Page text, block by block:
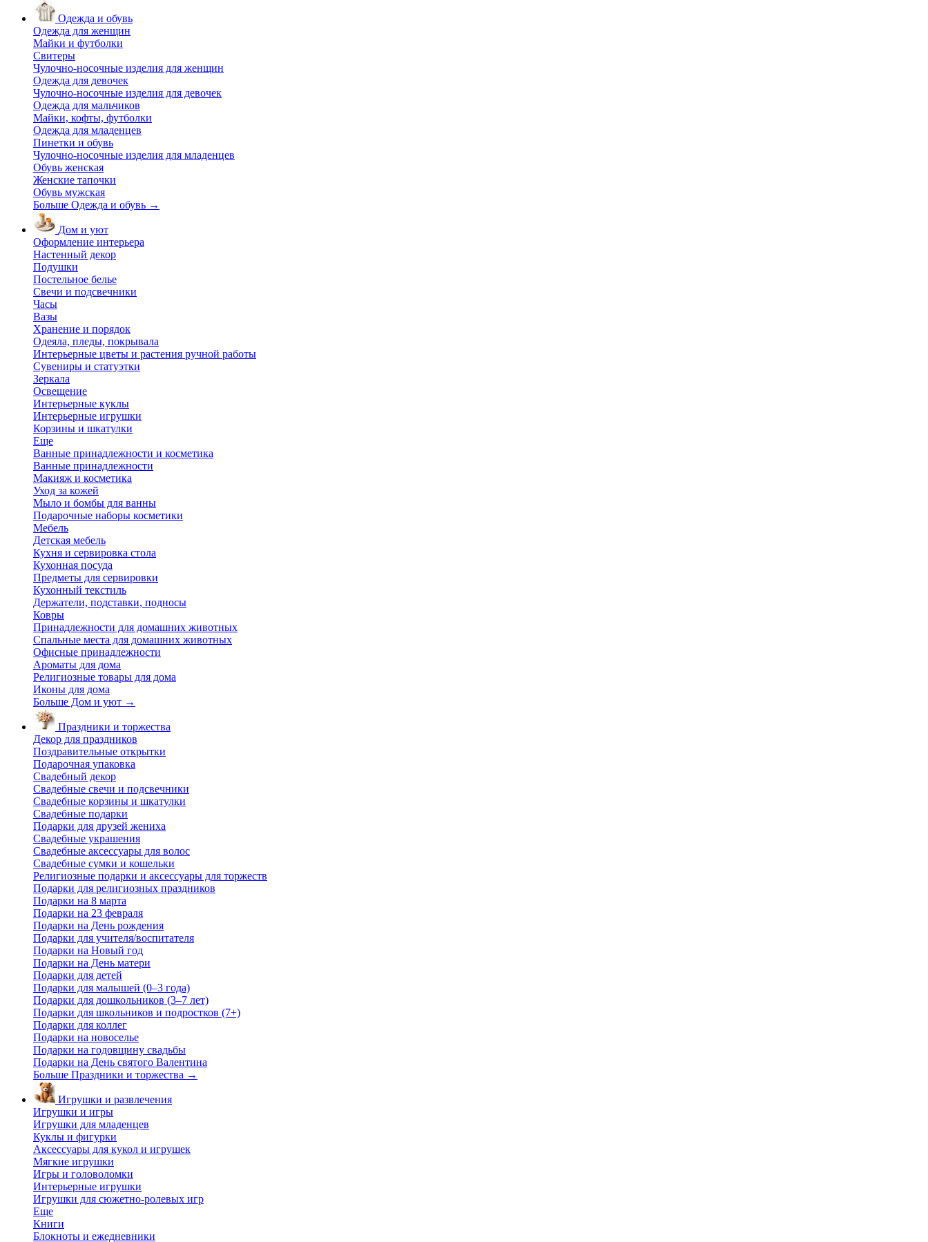
Одежда и обувь
Одежда для женщин
Майки и футболки
Свитеры
Чулочно-носочные изделия для женщин
Одежда для девочек
Чулочно-носочные изделия для девочек
Одежда для мальчиков
Майки, кофты, футболки
Одежда для младенцев
Пинетки и обувь
Чулочно-носочные изделия для младенцев
Обувь женская
Женские тапочки
Обувь мужская
Больше Одежда и обувь →
Дом и уют
Оформление интерьера
Настенный декор
Подушки
Постельное белье
Свечи и подсвечники
Часы
Вазы
Хранение и порядок
Одеяла, пледы, покрывала
Интерьерные цветы и растения ручной работы
Сувениры и статуэтки
Зеркала
Освещение
Интерьерные куклы
Интерьерные игрушки
Корзины и шкатулки
Еще
Ванные принадлежности и косметика
Ванные принадлежности
Макияж и косметика
Уход за кожей
Мыло и бомбы для ванны
Подарочные наборы косметики
Мебель
Детская мебель
Кухня и сервировка стола
Кухонная посуда
Предметы для сервировки
Кухонный текстиль
Держатели, подставки, подносы
Ковры
Принадлежности для домашних животных
Спальные места для домашних животных
Офисные принадлежности
Ароматы для дома
Религиозные товары для дома
Иконы для дома
Больше Дом и уют →
Праздники и торжества
Декор для праздников
Поздравительные открытки
Подарочная упаковка
Свадебный декор
Свадебные свечи и подсвечники
Свадебные корзины и шкатулки
Свадебные подарки
Подарки для друзей жениха
Свадебные украшения
Свадебные аксессуары для волос
Свадебные сумки и кошельки
Религиозные подарки и аксессуары для торжеств
Подарки для религиозных праздников
Подарки на 8 марта
Подарки на 23 февраля
Подарки на День рождения
Подарки для учителя/воспитателя
Подарки на Новый год
Подарки на День матери
Подарки для детей
Подарки для малышей (0–3 года)
Подарки для дошкольников (3–7 лет)
Подарки для школьников и подростков (7+)
Подарки для коллег
Подарки на новоселье
Подарки на годовщину свадьбы
Подарки на День святого Валентина
Больше Праздники и торжества →
Игрушки и развлечения
Игрушки и игры
Игрушки для младенцев
Куклы и фигурки
Аксессуары для кукол и игрушек
Мягкие игрушки
Игры и головоломки
Интерьерные игрушки
Игрушки для сюжетно-ролевых игр
Еще
Книги
Блокноты и ежедневники